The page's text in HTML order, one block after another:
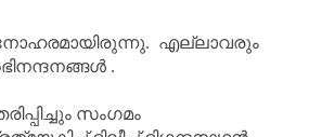
എല്ലാവരും
.
സംഗമം